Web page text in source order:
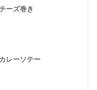
ーズ巻き
レーソテー